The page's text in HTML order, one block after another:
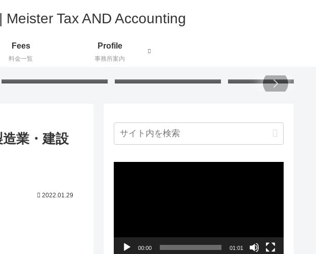
Fees
料金一覧
Profile
事務所案内
プラ板工作：絵付けと色付け
てみました
うさぎの掃除グッズ：アクリ
りました
業・建設
2022.01.29
00:00 01:01